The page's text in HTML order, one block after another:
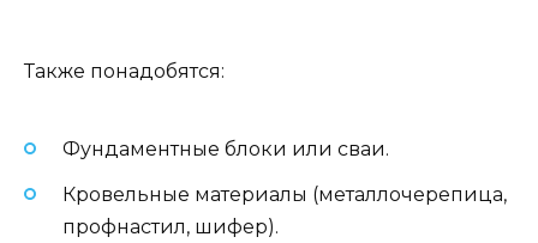
Также понадобятся:
Фундаментные блоки или сваи.
Кровельные материалы (металлочерепица,
профнастил, шифер).